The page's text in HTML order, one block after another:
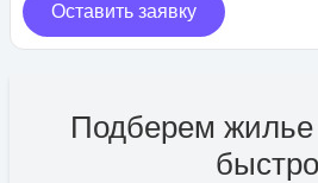
Оставить заявку
Подберем жилье
быстро